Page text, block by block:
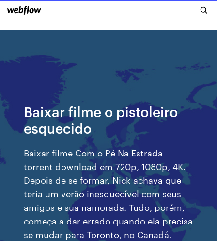
Baixar filme o pistoleiro
esquecido
Baixar filme Com o Pé Na Estrada
torrent download em 720p, 1080p, 4K.
Depois de se formar, Nick achava que
teria um verão inesquecível com seus
amigos e sua namorada. Tudo, porém,
começa a dar errado quando ela precisa
se mudar para Toronto, no Canadá.